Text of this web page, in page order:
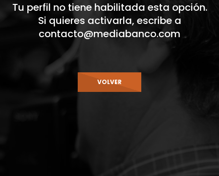
Tu perfil no tiene habilitada esta opción.
Si quieres activarla, escribe a
contacto@mediabanco.com